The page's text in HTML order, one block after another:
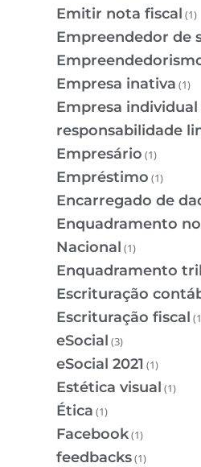
Emitir nota fiscal (1)
Empreendedor de
Empresa inativa (1)
Empresa individual
responsabilidade
Empresário (1)
Empréstimo (1)
Encarregado de
Enquadramento
Nacional (1)
Enquadramento
Escrituração
Escrituração fiscal
eSocial (3)
eSocial 2021 (1)
Estética visual (1)
Ética (1)
Facebook(1)
feedbacks(1)